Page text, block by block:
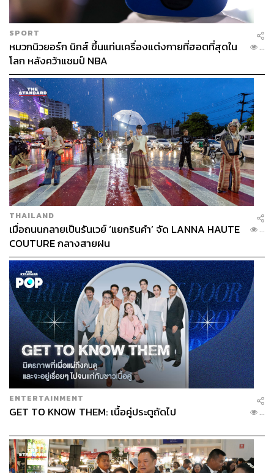
ดังนั้นต้องให้เวลากับเป๊ปและทีมว่าความพ่ายแพ้กับสเปอร์ส
จะเป็นแค่เกมแย่ๆ อีกนัด หรือจะเป็นสัญญาณการเสื่อมใน
ระยะยาว
และมันจะย้อนกลับไปถึงบรรทัดแรกว่า ทีมที่ได้ประโยชน์
ที่สุดจากเรื่องนี้คืออาร์เซนอล
ในขณะที่แฟนลิเวอร์พูลได้แต่ช้ำใจ ทีตอนข้าเก่งเอ็งไม่
แผ่ว มาแผ่วอะไรปีนี้…
อ้างอิง:
https://www.bbc.com/sport/football/64531009
https://www.thetimes.co.uk/article/disconnected-erlin
g-haaland-cast-adrift-by-manchester-citys-muddled-p
lans-jkmvtpfw9
TAGS: กีฬาฟุตบอล Tottenham Hotspur
Liverpool
Premier League
Manchester City
สโมสรฟุตบอล
Harry Kane
Erling Haaland Gary Neville
47
ABOUT THE AUTHOR
SPORT
หมวกนิวยอร์ก นิกส์ ขึ้นแท่นเครื่องแต่งกายที่ฮอตที่สุดใน
โลก หลังคว้าแชมป์ NBA
...
THAILAND
เมื่อถนนกลายเป็นรันเวย์ ‘แยกรินคำ’ จัด LANNA HAUTE
COUTURE กลางสายฝน
...
ENTERTAINMENT
GET TO KNOW THEM: เนื้อคู่ประตูถัดไป ...